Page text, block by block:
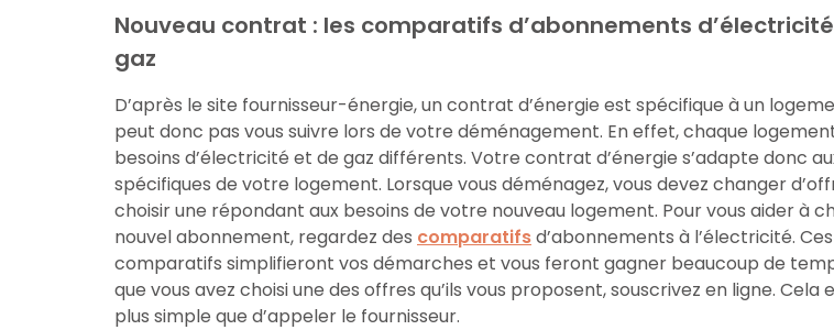
Nouveau contrat : les comparatifs d’abonnements
gaz
D’après le site fournisseur-énergie, un contrat d’énergie est spécifique à un
peut donc pas vous suivre lors de votre déménagement. En effet, chaque
besoins d’électricité et de gaz différents. Votre contrat d’énergie s’adapte donc
spécifiques de votre logement. Lorsque vous déménagez, vous devez changer
choisir une répondant aux besoins de votre nouveau logement. Pour vous aider à
nouvel abonnement, regardez des comparatifsd’abonnements à l’électricité. Ces
comparatifs simplifieront vos démarches et vous feront gagner beaucoup de
que vous avez choisi une des offres qu’ils vous proposent, souscrivez en ligne. Cela
plus simple que d’appeler le fournisseur.